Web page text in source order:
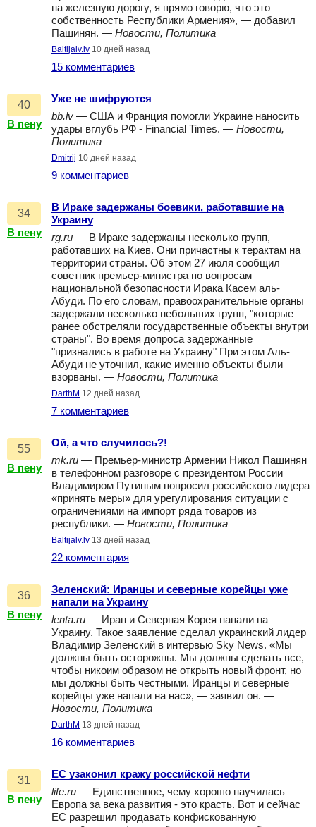
на железную дорогу, я прямо говорю, что это
собственность Республики Армения», — добавил
Пашинян. — Новости, Политика
Baltijalv.lv 10 дней назад
15 комментариев
40
В пену
Уже не шифруются
bb.lv — США и Франция помогли Украине наносить
удары вглубь РФ - Financial Times. — Новости,
Политика
Dmitrij 10 дней назад
9 комментариев
34
В пену
В Ираке задержаны боевики, работавшие на
Украину
rg.ru — В Ираке задержаны несколько групп,
работавших на Киев. Они причастны к терактам на
территории страны. Об этом 27 июля сообщил
советник премьер-министра по вопросам
национальной безопасности Ирака Касем аль-
Абуди. По его словам, правоохранительные органы
задержали несколько небольших групп, "которые
ранее обстреляли государственные объекты внутри
страны". Во время допроса задержанные
"признались в работе на Украину" При этом Аль-
Абуди не уточнил, какие именно объекты были
взорваны. — Новости, Политика
DarthM 12 дней назад
7 комментариев
55
В пену
Ой, а что случилось?!
mk.ru — Премьер-министр Армении Никол Пашинян
в телефонном разговоре с президентом России
Владимиром Путиным попросил российского лидера
«принять меры» для урегулирования ситуации с
ограничениями на импорт ряда товаров из
республики. — Новости, Политика
Baltijalv.lv 13 дней назад
22 комментария
36
В пену
Зеленский: Иранцы и северные корейцы уже
напали на Украину
lenta.ru — Иран и Северная Корея напали на
Украину. Такое заявление сделал украинский лидер
Владимир Зеленский в интервью Sky News. «Мы
должны быть осторожны. Мы должны сделать все,
чтобы никоим образом не открыть новый фронт, но
мы должны быть честными. Иранцы и северные
корейцы уже напали на нас», — заявил он. —
Новости, Политика
DarthM 13 дней назад
16 комментариев
31
В пену
ЕС узаконил кражу российской нефти
life.ru — Единственное, чему хорошо научилась
Европа за века развития - это красть. Вот и сейчас
ЕС разрешил продавать конфискованную